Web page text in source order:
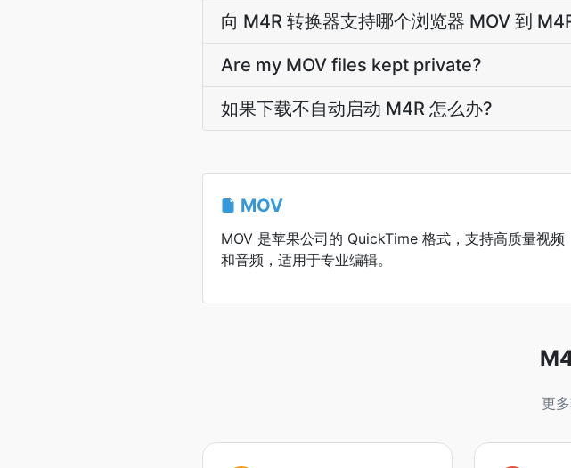
向 M4R 转换器支持哪个浏览器 MOV 到
Are my MOV files kept private?
如果下载不自动启动 M4R 怎么办?
MOV
MOV 是苹果公司的 QuickTime 格式，支持高质量视频
和音频，适用于专业编辑。
更